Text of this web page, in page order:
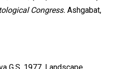
Congress. Ashgabat,